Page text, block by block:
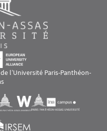
l’Université Paris-Panthéon-
Visuel svgVisuel svg
svg